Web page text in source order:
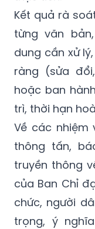
Kết quả rà
từng văn
dung cần xử
ràng (sửa
hoặc ban
trì, thời hạn
Về các nhiệm
thông tấn,
truyền thông
của Ban Chỉ
chức, người
trọng, ý